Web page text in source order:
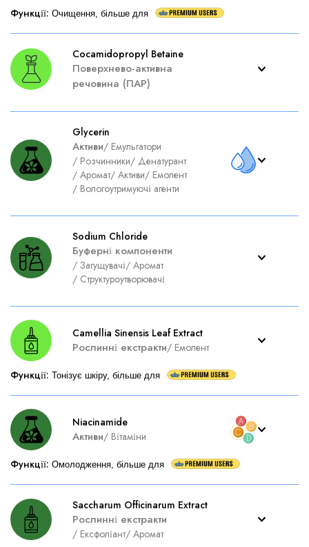
Функції: Очищення, більше для
Cocamidopropyl Betaine
Поверхнево-активна
речовина (ПАР)
Glycerin
Активи/ Емульгатори
/ Розчинники/ Денатурант
/ Аромат/ Активи/ Емолент
/ Вологоутримуючі агенти
Sodium Chloride
Буферні компоненти
/ Загущувачі/ Аромат
/ Структуроутворювачі
Camellia Sinensis Leaf Extract
Рослинні екстракти/ Емолент
Функції: Тонізує шкіру, більше для
Niacinamide
Активи/ Вітаміни
Функції: Омолодження, більше для
Saccharum Officinarum Extract
Рослинні екстракти
/ Ексфоліант/ Аромат